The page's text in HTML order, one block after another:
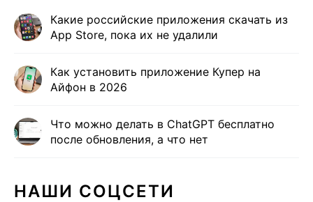
Какие российские приложения скачать из
App Store, пока их не удалили
Как установить приложение Купер на
Айфон в 2026
Что можно делать в ChatGPT бесплатно
после обновления, а что нет
НАШИ СОЦСЕТИ